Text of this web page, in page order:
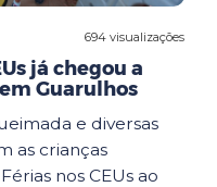
694 visualizações
já chegou a
Guarulhos
e diversas
as crianças
nos CEUs ao